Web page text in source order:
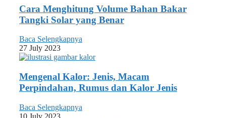
Cara Menghitung Volume Bahan Bakar
Tangki Solar yang Benar
Baca Selengkapnya
27 July 2023
Mengenal Kalor: Jenis, Macam
Perpindahan, Rumus dan Kalor Jenis
Baca Selengkapnya
10 July 2023